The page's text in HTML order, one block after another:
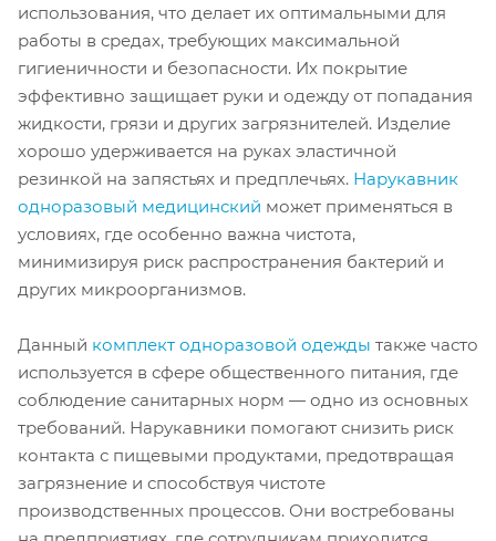
использования, что делает их оптимальными для
работы в средах, требующих максимальной
гигиеничности и безопасности. Их покрытие
эффективно защищает руки и одежду от попадания
жидкости, грязи и других загрязнителей. Изделие
хорошо удерживается на руках эластичной
резинкой на запястьях и предплечьях. Нарукавник
одноразовый медицинский может применяться в
условиях, где особенно важна чистота,
минимизируя риск распространения бактерий и
других микроорганизмов.
Данный комплект одноразовой одежды также часто
используется в сфере общественного питания, где
соблюдение санитарных норм — одно из основных
требований. Нарукавники помогают снизить риск
контакта с пищевыми продуктами, предотвращая
загрязнение и способствуя чистоте
производственных процессов. Они востребованы